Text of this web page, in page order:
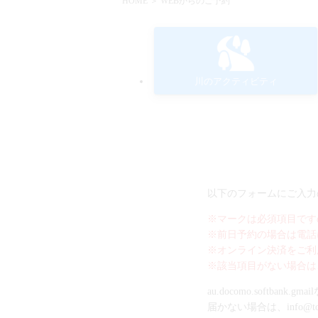
以下のフォームにご入
※マークは必須項目で
※前日予約の場合は電
※オンライン決済をご
※該当項目がない場合
届かない場合は、